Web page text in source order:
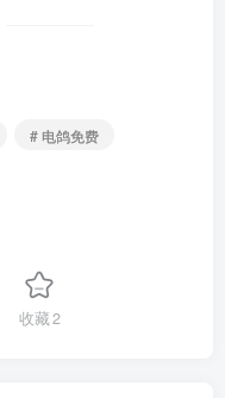
# 电鸽免费
收藏2